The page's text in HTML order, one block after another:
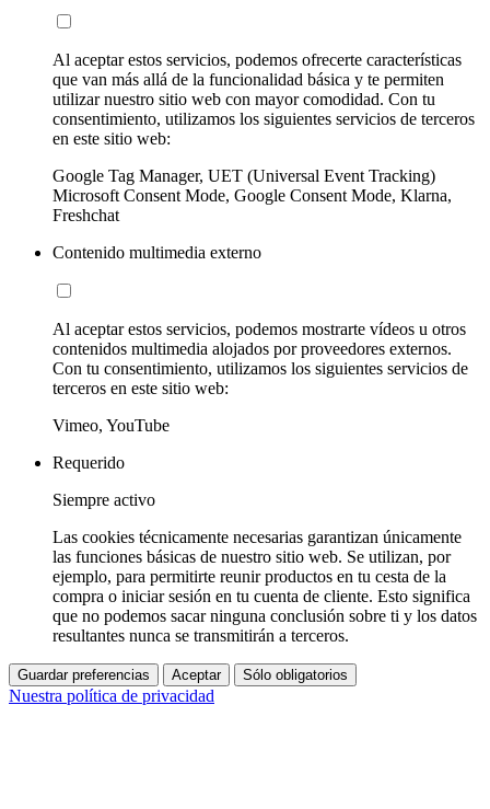
Al aceptar estos servicios, podemos ofrecerte características
que van más allá de la funcionalidad básica y te permiten
utilizar nuestro sitio web con mayor comodidad. Con tu
consentimiento, utilizamos los siguientes servicios de terceros
en este sitio web:
Google Tag Manager, UET (Universal Event Tracking)
Microsoft Consent Mode, Google Consent Mode, Klarna,
Freshchat
Contenido multimedia externo
Al aceptar estos servicios, podemos mostrarte vídeos u otros
contenidos multimedia alojados por proveedores externos.
Con tu consentimiento, utilizamos los siguientes servicios de
terceros en este sitio web:
Vimeo, YouTube
Requerido
Siempre activo
Las cookies técnicamente necesarias garantizan únicamente
las funciones básicas de nuestro sitio web. Se utilizan, por
ejemplo, para permitirte reunir productos en tu cesta de la
compra o iniciar sesión en tu cuenta de cliente. Esto significa
que no podemos sacar ninguna conclusión sobre ti y los datos
resultantes nunca se transmitirán a terceros.
Guardar preferencias Aceptar Sólo obligatorios
Nuestra política de privacidad